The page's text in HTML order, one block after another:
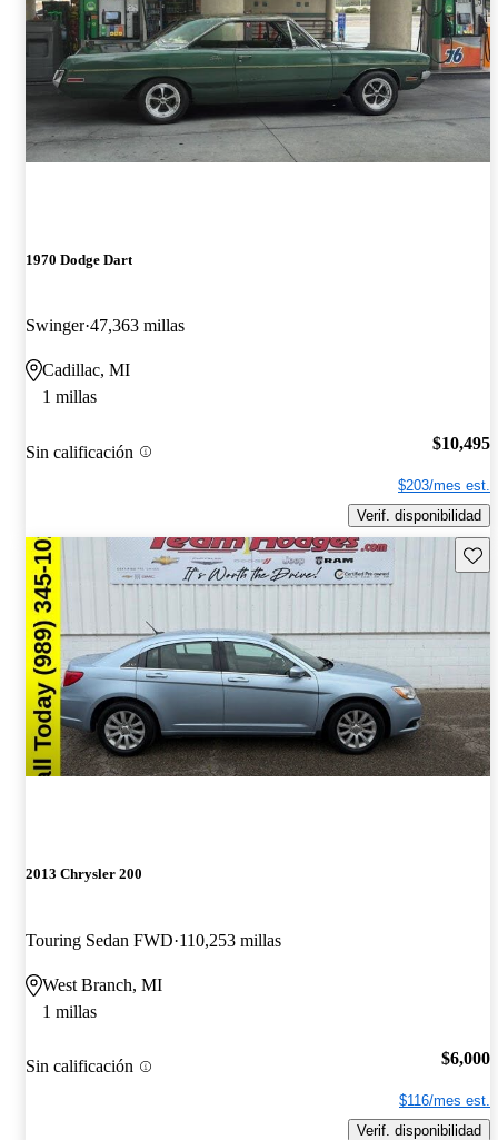
1970 Dodge Dart
Swinger 47,363 millas
Cadillac, MI
1 millas
Sin calificación $10,495
$203/mes est.
Verif. disponibilidad
2013 Chrysler 200
Touring Sedan FWD 110,253 millas
West Branch, MI
1 millas
Sin calificación $6,000
$116/mes est.
Verif. disponibilidad